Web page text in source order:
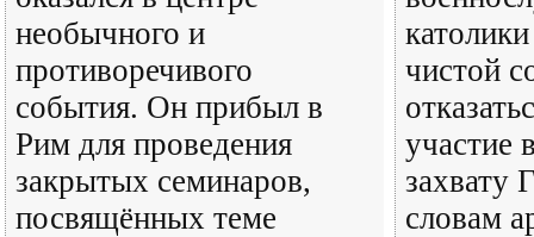
необычного и
противоречивого
события. Он прибыл в
Рим для проведения
закрытых семинаров,
посвящённых теме
чистой
участие
захвату
словам